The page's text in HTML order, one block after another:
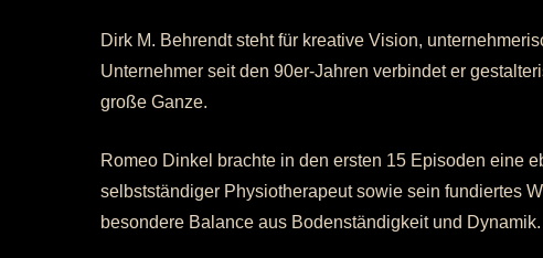
Dirk M. Behrendt steht für kreative Vision,
Unternehmer seit den 90er-Jahren verbindet er
große Ganze.
Romeo Dinkel brachte in den ersten 15 Episoden eine
selbstständiger Physiotherapeut sowie sein fundiertes
besondere Balance aus Bodenständigkeit und Dynamik.